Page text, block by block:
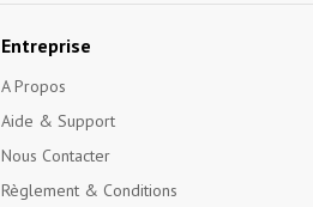
Entreprise
A Propos
Aide & Support
Nous Contacter
Règlement & Conditions